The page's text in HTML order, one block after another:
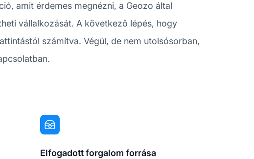
amit érdemes megnézni, a Geozo által
vállalkozását. A következő lépés, hogy
számítva. Végül, de nem utolsósorban,
Elfogadott forgalom forrása